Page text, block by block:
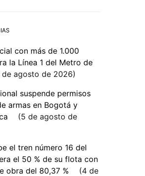
con más de 1.000
la Línea 1 del Metro de
de agosto de 2026
suspende permisos
armas en Bogotá y
5 de agosto de
el tren número 16 del
el 50 % de su flota con
obra del 80,37 %
4 de